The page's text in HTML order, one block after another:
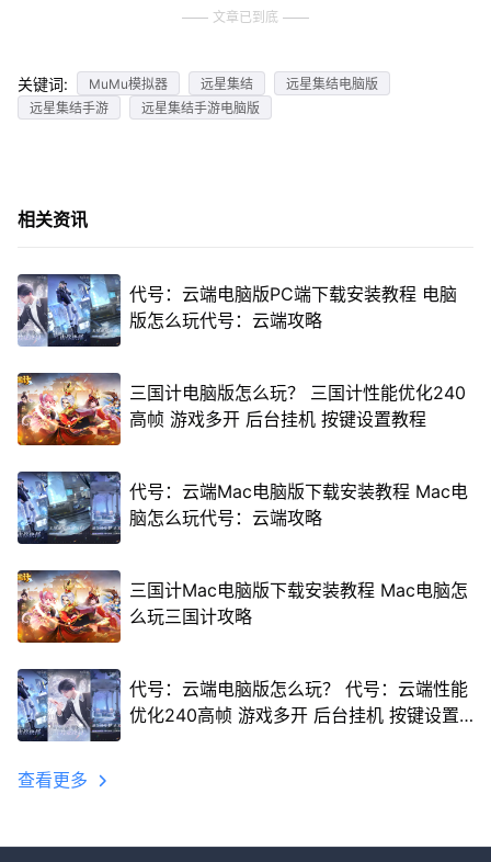
文章已到底
关键词: MuMu模拟器 远星集结
远星集结电脑版
远星集结手游
远星集结手游电脑版
相关资讯
代号：云端电脑版PC端下载安装教程 电脑
版怎么玩代号：云端攻略
三国计电脑版怎么玩？ 三国计性能优化240
高帧 游戏多开 后台挂机 按键设置教程
代号：云端Mac电脑版下载安装教程 Mac电
脑怎么玩代号：云端攻略
三国计Mac电脑版下载安装教程 Mac电脑怎
么玩三国计攻略
代号：云端电脑版怎么玩？ 代号：云端性能
优化240高帧 游戏多开 后台挂机 按键设置
查看更多